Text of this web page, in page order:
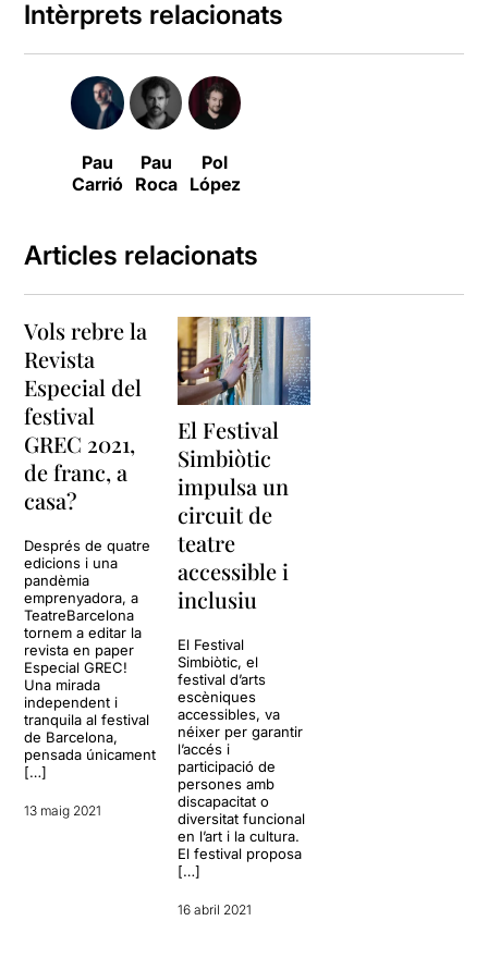
Intèrprets relacionats
Pau
Carrió
Pau
Roca
Pol
López
Articles relacionats
Vols rebre la
Revista
Especial del
festival
GREC 2021,
de franc, a
casa?
Després de quatre
edicions i una
pandèmia
emprenyadora, a
TeatreBarcelona
tornem a editar la
revista en paper
Especial GREC!
Una mirada
independent i
tranquila al festival
de Barcelona,
pensada únicament
[…]
13 maig 2021
El Festival
Simbiòtic
impulsa un
circuit de
teatre
accessible i
inclusiu
El Festival
Simbiòtic, el
festival d’arts
escèniques
accessibles, va
néixer per garantir
l’accés i
participació de
persones amb
discapacitat o
diversitat funcional
en l’art i la cultura.
El festival proposa
[…]
16 abril 2021